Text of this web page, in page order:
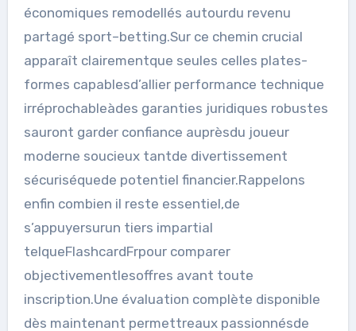
économiques remodellés autourdu revenu
partagé sport–betting.Sur ce chemin crucial
apparaît clairementque seules celles plates-
formes capablesd’allier performance technique
irréprochableàdes garanties juridiques robustes
sauront garder confiance auprèsdu joueur
moderne soucieux tantde divertissement
sécuriséquede potentiel financier.Rappelons
enfin combien il reste essentiel,de
s’appuyersurun tiers impartial
telqueFlashcardFrpour comparer
objectivementlesoffres avant toute
inscription.Une évaluation complète disponible
dès maintenant permettreaux passionnésde